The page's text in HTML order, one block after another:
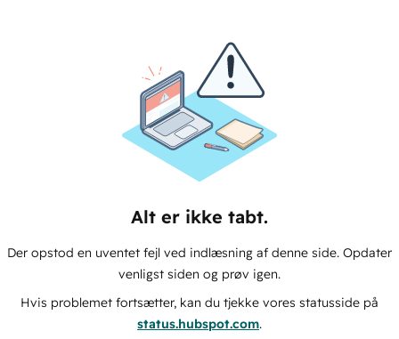
Alt er ikke tabt.
Der opstod en uventet fejl ved indlæsning af denne side. Opdater
venligst siden og prøv igen.
Hvis problemet fortsætter, kan du tjekke vores statusside på
status.hubspot.com.